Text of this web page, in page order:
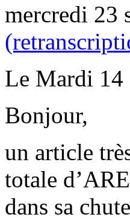
mercredi 23
Le Mardi
Bonjour,
un article
totale
dans sa